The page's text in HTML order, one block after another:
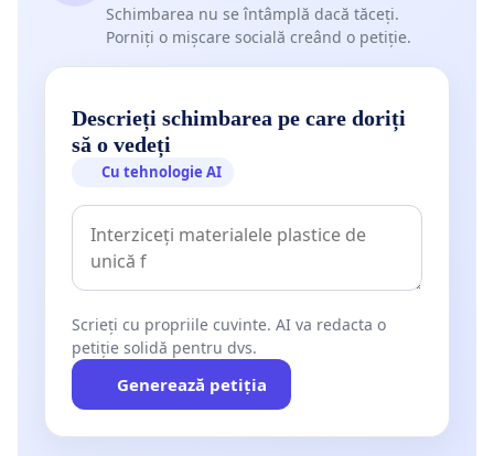
Schimbarea nu se întâmplă dacă tăceți.
Porniți o mișcare socială creând o petiție.
Descrieți schimbarea pe care doriți
să o vedeți
Cu tehnologie AI
Scrieți cu propriile cuvinte. AI va redacta o
petiție solidă pentru dvs.
Generează petiția